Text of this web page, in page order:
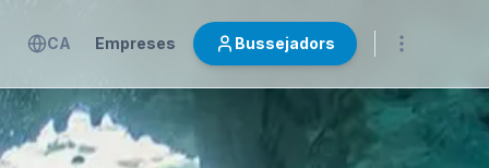
CA Empreses Bussejadors